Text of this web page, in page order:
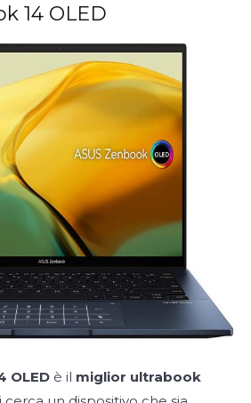
14 OLED
OLED è il miglior ultrabook